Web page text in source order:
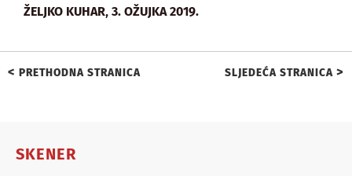
ŽELJKO KUHAR, 3. OŽUJKA 2019.
< PRETHODNA STRANICA SLJEDEĆA STRANICA >
SKENER